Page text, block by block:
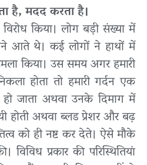
है, मदद करता है।
किया। लोग बड़ी संख्या में
आते थे। कई लोगों ने हाथों में
किया। उस समय अगर हमारी
होता तो हमारी गर्दन एक
जाता अथवा उनके दिमाग में
होती अथवा ब्लड प्रेशर और बढ़
को ही नष्ट कर देते। ऐसे मौके
प्रकार की परिस्थितियां